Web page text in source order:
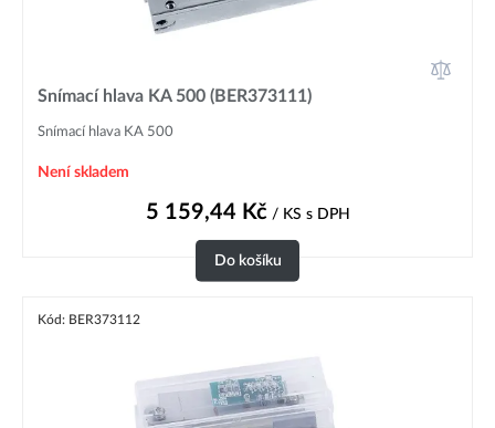
Snímací hlava KA 500 (BER373111)
Snímací hlava KA 500
Není skladem
5 159,44 Kč/ KS s DPH
Do košíku
Kód: BER373112